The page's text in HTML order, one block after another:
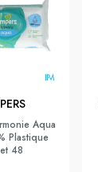
Aqua
Plastique
48